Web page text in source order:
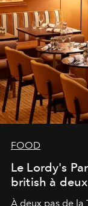
FOOD
Le Lordy's
british à
À deux pas de la